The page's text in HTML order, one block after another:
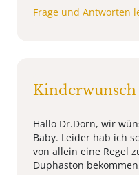
Frage und Antworten
Hallo Dr.Dorn, wir
Baby. Leider hab ich
von allein eine Regel
Duphaston